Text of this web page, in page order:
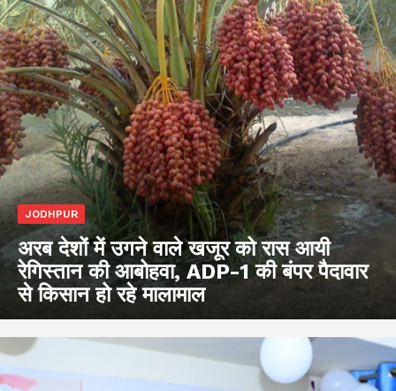
JODHPUR
अरब देशों में उगने वाले खजूर को रास आयी
रेगिस्तान की आबोहवा, ADP-1 की बंपर पैदावार
से किसान हो रहे मालामाल